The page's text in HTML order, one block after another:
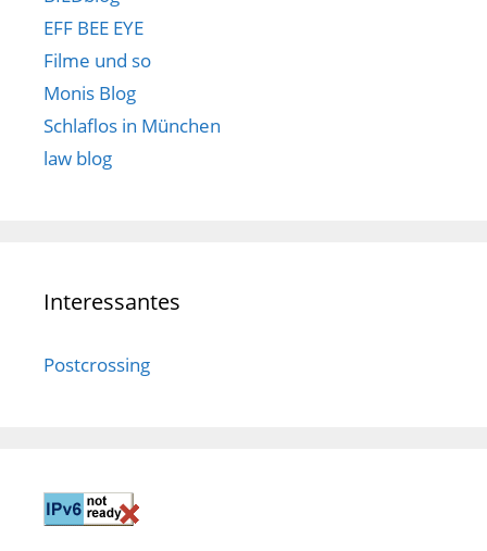
EFF BEE EYE
Filme und so
Monis Blog
Schlaflos in München
law blog
Interessantes
Postcrossing